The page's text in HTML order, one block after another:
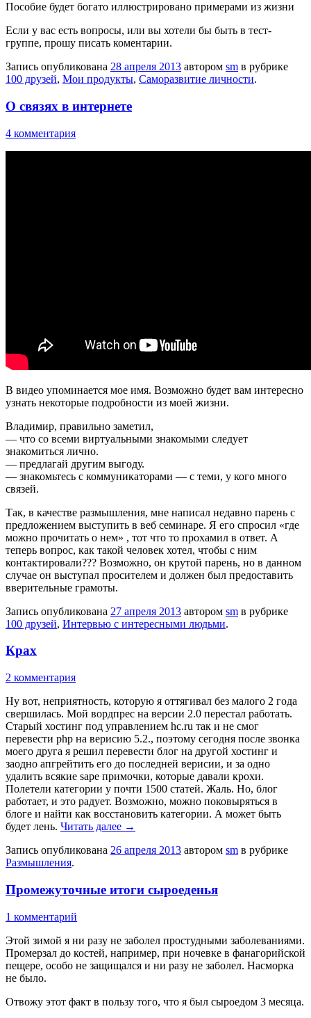
Пособие будет богато иллюстрировано примерами из жизни
Если у вас есть вопросы, или вы хотели бы быть в тест-
группе, прошу писать коментарии.
Запись опубликована 28 апреля 2013 автором sm в рубрике
100 друзей, Мои продукты, Саморазвитие личности.
О связях в интернете
4 комментария
В видео упоминается мое имя. Возможно будет вам интересно
узнать некоторые подробности из моей жизни.
Владимир, правильно заметил,
— что со всеми виртуальными знакомыми следует
знакомиться лично.
— предлагай другим выгоду.
— знакомьтесь с коммуникаторами — с теми, у кого много
связей.
Так, в качестве размышления, мне написал недавно парень с
предложением выступить в веб семинаре. Я его спросил «где
можно прочитать о нем» , тот что то прохамил в ответ. А
теперь вопрос, как такой человек хотел, чтобы с ним
контактировали??? Возможно, он крутой парень, но в данном
случае он выступал просителем и должен был предоставить
вверительные грамоты.
Запись опубликована 27 апреля 2013 автором sm в рубрике
100 друзей, Интервью с интересными людьми.
Крах
2 комментария
Ну вот, неприятность, которую я оттягивал без малого 2 года
свершилась. Мой вордпрес на версии 2.0 перестал работать.
Старый хостинг под управлением hc.ru так и не смог
перевести php на верисию 5.2., поэтому сегодня после звонка
моего друга я решил перевести блог на другой хостинг и
заодно апгрейтить его до последней верисии, и за одно
удалить всякие sape примочки, которые давали крохи.
Полетели категории у почти 1500 статей. Жаль. Но, блог
работает, и это радует. Возможно, можно поковыряться в
блоге и найти как восстановить категории. А может быть
будет лень. Читать далее →
Запись опубликована 26 апреля 2013 автором sm в рубрике
Размышления.
Промежуточные итоги сыроеденья
1 комментарий
Этой зимой я ни разу не заболел простудными заболеваниями.
Промерзал до костей, например, при ночевке в фанагорийской
пещере, особо не защищался и ни разу не заболел. Насморка
не было.
Отвожу этот факт в пользу того, что я был сыроедом 3 месяца.